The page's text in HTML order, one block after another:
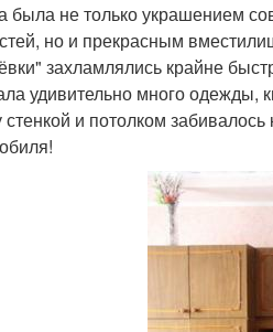
была не только украшением
но и прекрасным
захламлялись крайне
удивительно много одежды,
и потолком